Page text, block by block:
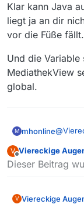
Klar kann Java
liegt ja an dir
vor die Füße fällt.
Und die
MediathekView
global.
M mhonline@
Lösung
m.
V
Offline
Viereckige
Dieser Beitrag
V Viereckige